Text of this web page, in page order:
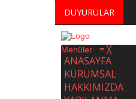
DUYURULAR
Menüler ≡ ╳
ANASAYFA
KURUMSAL
HAKKIMIZDA